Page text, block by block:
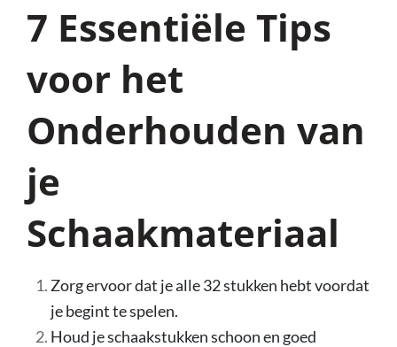
7 Essentiële Tips
voor het
Onderhouden van
je
Schaakmateriaal
Zorg ervoor dat je alle 32 stukken hebt voordat
je begint te spelen.
Houd je schaakstukken schoon en goed